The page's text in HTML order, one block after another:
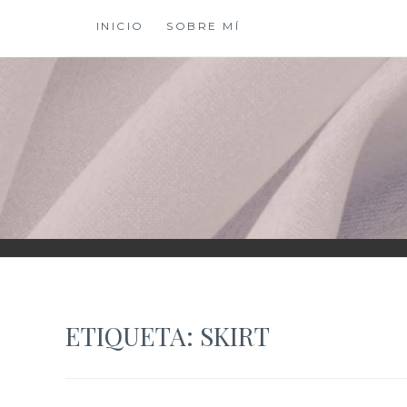
contenido
INICIO SOBRE MÍ
XIOMY
ETIQUETA: SKIRT